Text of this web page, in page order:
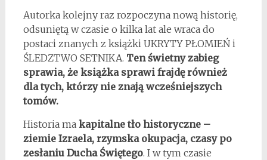
Autorka kolejny raz rozpoczyna nową historię,
odsuniętą w czasie o kilka lat ale wraca do
postaci znanych z książki UKRYTY PŁOMIEŃ i
ŚLEDZTWO SETNIKA. Ten świetny zabieg
sprawia, że książka sprawi frajdę również
dla tych, którzy nie znają wcześniejszych
tomów.
Historia ma kapitalne tło historyczne –
ziemie Izraela, rzymska okupacja, czasy po
zesłaniu Ducha Świętego. I w tym czasie